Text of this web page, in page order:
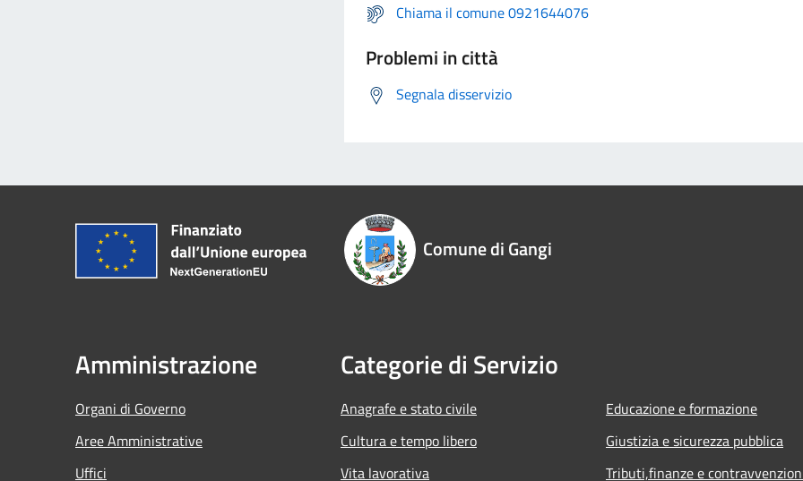
Chiama il comune 0921644076
Problemi in città
Segnala disservizio
Comune di Gangi
Amministrazione
Organi di Governo
Aree Amministrative
Uffici
Categorie di Servizio
Anagrafe e stato civile
Cultura e tempo libero
Vita lavorativa
Educazione e formazione
Giustizia e sicurezza pubblica
Tributi,finanze e